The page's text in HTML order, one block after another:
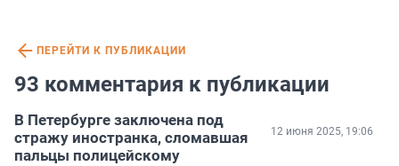
ПЕРЕЙТИ К ПУБЛИКАЦИИ
93 комментария к публикации
В Петербурге заключена под
стражу иностранка, сломавшая
пальцы полицейскому
12 июня 2025, 19:06